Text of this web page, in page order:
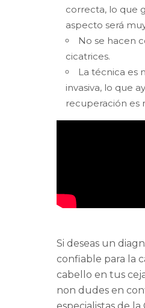
correcta, lo que
aspecto será
No se hacen
cicatrices.
La técnica es
invasiva, lo que
recuperación es
Si deseas un
confiable para la
cabello en tus
non dudes en